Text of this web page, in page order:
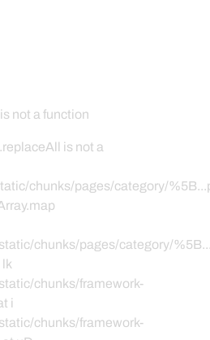
not a function
is not a
chunks/pages/category/
chunks/pages/category/
chunks/framework-
i
chunks/framework-